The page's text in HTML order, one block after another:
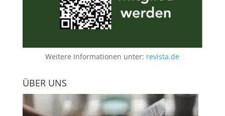
Weitere Informationen unter: revista.de
ÜBER UNS